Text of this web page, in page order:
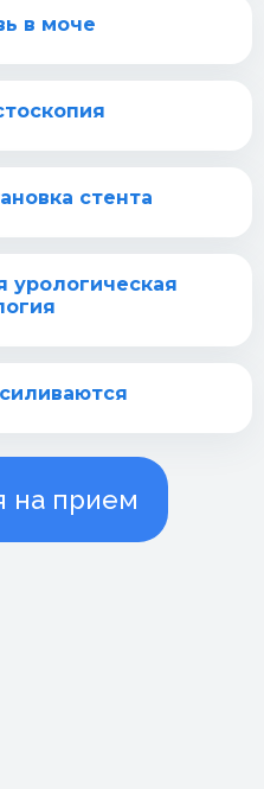
в моче
стента
урологическая
на прием